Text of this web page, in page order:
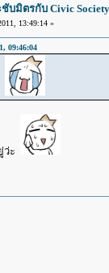
บมิตรกับ Civic Society
13:49:14 »
09:46:04
ว่ะ